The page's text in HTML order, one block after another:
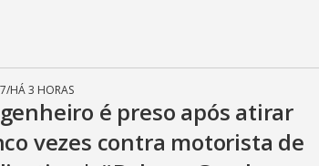
/HÁ 3 HORAS
é preso após atirar
vezes contra motorista de